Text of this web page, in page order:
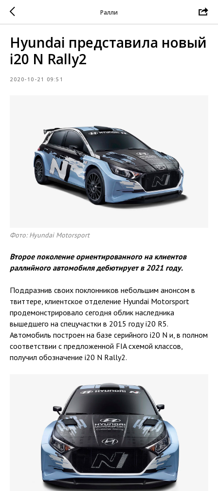
Ралли
Hyundai представила новый
i20 N Rally2
2020-10-21 09:51
Фото: Hyundai Motorsport
Второе поколение ориентированного на клиентов
раллийного автомобиля дебютирует в 2021 году.
Поддразнив своих поклонников небольшим анонсом в
твиттере, клиентское отделение Hyundai Motorsport
продемонстрировало сегодня облик наследника
вышедшего на спецучастки в 2015 году i20 R5.
Автомобиль построен на базе серийного i20 N и, в полном
соответствии с предложенной FIA схемой классов,
получил обозначение i20 N Rally2.